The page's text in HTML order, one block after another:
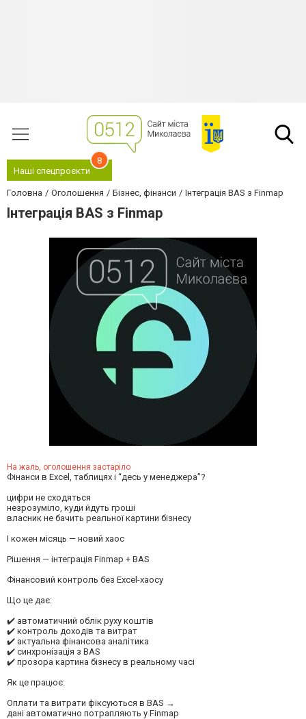
Наші спецпроєкти
8
Головна Оголошення Бізнес, фінанси Інтеграція BAS з Finmap
Інтеграція BAS з Finmap
На жаль, оголошення застаріло
Фінанси в Excel, таблицях і “десь у менеджера”?
цифри не сходяться
незрозуміло, куди йдуть гроші
власник не бачить реальної картини бізнесу
І кожен місяць — новий хаос
Рішення — інтеграція Finmap + BAS
Фінансовий контроль без Excel-хаосу
Що це дає:
✔️ автоматичний облік руху коштів
✔️ контроль доходів та витрат
✔️ актуальна фінансова аналітика
✔️ синхронізація з BAS
✔️ прозора картина бізнесу в реальному часі
Як це працює:
Оплати та витрати фіксуються в BAS →
дані автоматично потрапляють у Finmap